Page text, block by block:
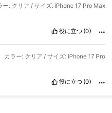
ー: クリア / サイズ: iPhone 17 Pro Max
役に立つ (0)
カラー: クリア / サイズ: iPhone 17 Pro
役に立つ (0)